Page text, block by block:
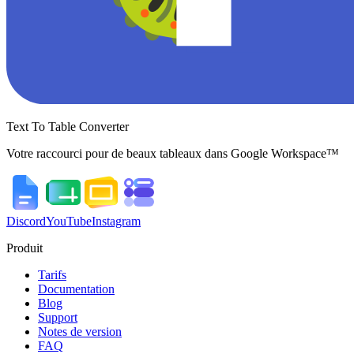
Text To Table Converter
Votre raccourci pour de beaux tableaux dans Google Workspace™
DiscordYouTubeInstagram
Produit
Tarifs
Documentation
Blog
Support
Notes de version
FAQ